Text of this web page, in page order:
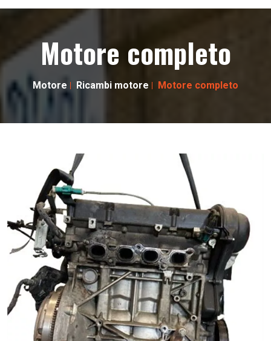
Motore completo
Motore Ricambi motore Motore completo